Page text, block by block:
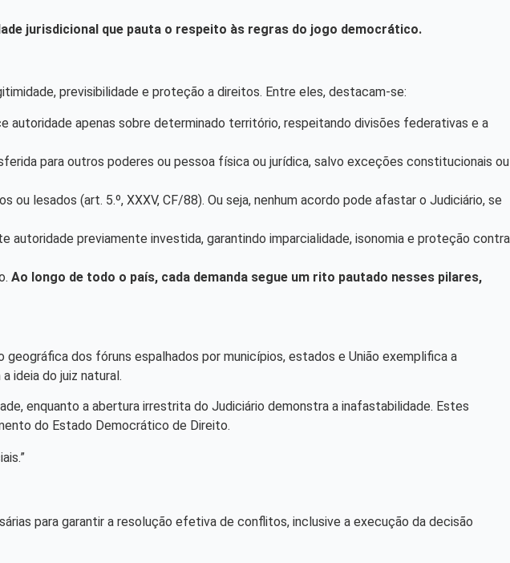
jurisdicional que pauta o respeito às regras do jogo democrático.
previsibilidade e proteção a direitos. Entre eles, destacam-se:
autoridade apenas sobre determinado território, respeitando divisões federativas e a
para outros poderes ou pessoa física ou jurídica, salvo exceções constitucionais ou
lesados (art. 5.º, XXXV, CF/88). Ou seja, nenhum acordo pode afastar o Judiciário, se
previamente investida, garantindo imparcialidade, isonomia e proteção contra
Ao longo de todo o país, cada demanda segue um rito pautado nesses pilares,
dos fóruns espalhados por municípios, estados e União exemplifica a
ideia do juiz natural.
enquanto a abertura irrestrita do Judiciário demonstra a inafastabilidade. Estes
do Estado Democrático de Direito.
para garantir a resolução efetiva de conflitos, inclusive a execução da decisão